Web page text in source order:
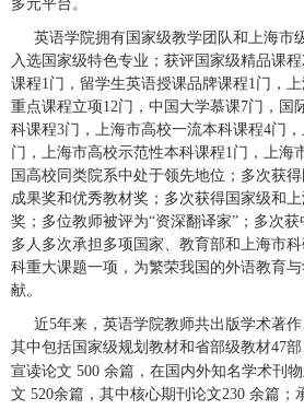
多元平台。
英语学院拥有国家级教学团队和上海市
入选国家级特色专业；获评国家级精品课程
课程1门，留学生英语授课品牌课程1门，
重点课程立项12门，中国大学慕课7门，国
科课程3门，上海市高校一流本科课程4门
门，上海市高校示范性本科课程1门，上海
国高校同类院系中处于领先地位；多次获
成果奖和优秀教材奖；多次获得国家级和
奖；多位教师被评为“资深翻译家”；多次获
多人多次承担多项国家、教育部和上海市
科重大课题一项，为繁荣我国的外语教育
献。
近5年来，英语学院教师共出版学术著
其中包括国家级规划教材和省部级教材47
宣读论文 500 余篇，在国内外知名学术刊
文 520余篇，其中核心期刊论文230 余篇；